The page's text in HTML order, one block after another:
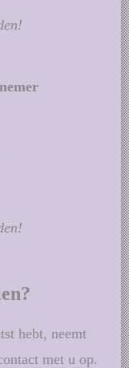
hebt, neemt
met u op.